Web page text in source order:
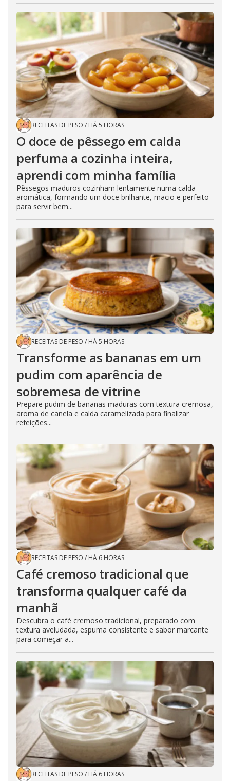
RECEITAS DE PESO / HÁ 5 HORAS
O doce de pêssego em calda
perfuma a cozinha inteira,
aprendi com minha família
Pêssegos maduros cozinham lentamente numa calda
aromática, formando um doce brilhante, macio e perfeito
para servir bem...
RECEITAS DE PESO / HÁ 5 HORAS
Transforme as bananas em um
pudim com aparência de
sobremesa de vitrine
Prepare pudim de bananas maduras com textura cremosa,
aroma de canela e calda caramelizada para finalizar
refeições...
RECEITAS DE PESO / HÁ 6 HORAS
Café cremoso tradicional que
transforma qualquer café da
manhã
Descubra o café cremoso tradicional, preparado com
textura aveludada, espuma consistente e sabor marcante
para começar a...
RECEITAS DE PESO / HÁ 6 HORAS